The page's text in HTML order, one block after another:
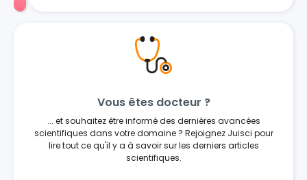
Vous êtes docteur ?
... et souhaitez être informé des dernières avancées
scientifiques dans votre domaine ? Rejoignez Juisci pour
lire tout ce qu'il y a à savoir sur les derniers articles
scientifiques.